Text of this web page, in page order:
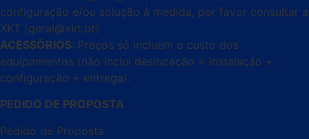
configuração e/ou solução à medida, por favor consultar a
XKT (geral@xkt.pt).
ACESSÓRIOS: Preços só incluem o custo dos
equipamentos (não inclui deslocação + instalação +
configuração + entrega).
PEDIDO DE PROPOSTA
Pedido de Proposta